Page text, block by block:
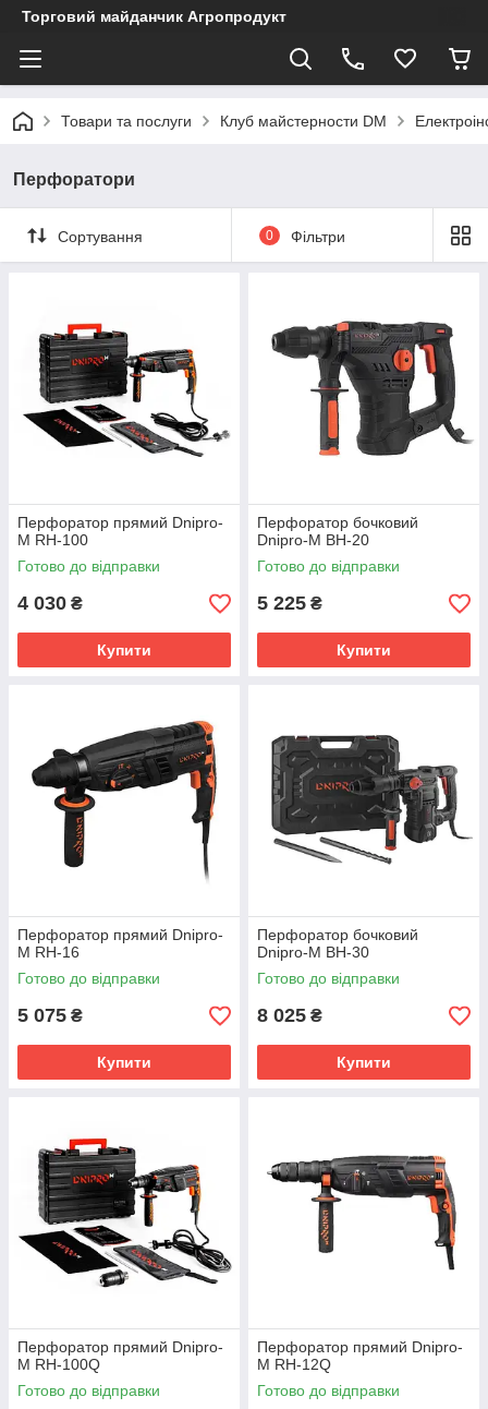
Торговий майданчик Агропродукт
Товари та послуги Клуб майстерности DM
Перфоратори
Сортування 0 Фільтри
Перфоратор прямий Dnipro-
M RH-100
Готово до відправки
4 030 ₴
Купити
Перфоратор бочковий
Dnipro-M BH-20
Готово до відправки
5 225 ₴
Купити
Перфоратор прямий Dnipro-
M RH-16
Готово до відправки
5 075 ₴
Купити
Перфоратор бочковий
Dnipro-M BH-30
Готово до відправки
8 025 ₴
Купити
Перфоратор прямий Dnipro-
M RH-100Q
Готово до відправки
Перфоратор прямий Dnipro-
M RH-12Q
Готово до відправки